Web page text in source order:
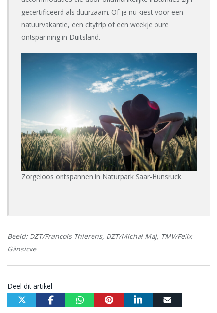
gecertificeerd als duurzaam. Of je nu kiest voor een
natuurvakantie, een citytrip of een weekje pure
ontspanning in Duitsland.
Zorgeloos ontspannen in Naturpark Saar-Hunsruck
Beeld: DZT/Francois Thierens, DZT/Michał Maj, TMV/Felix
Gänsicke
Deel dit artikel